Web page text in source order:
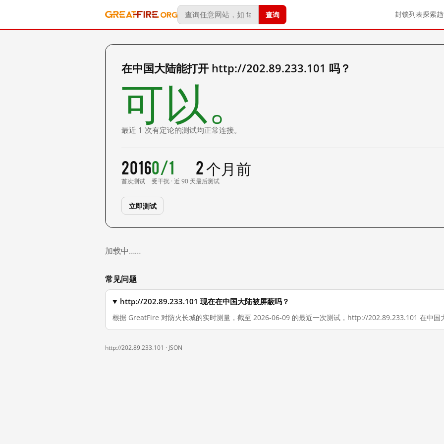
查询 封锁列表探索
在中国大陆能打开 http://202.89.233.101 吗？
可以。
最近 1 次有定论的测试均正常连接。
2016
首次测试
0/1
受干扰 · 近 90 天
2 个月前
最后测试
立即测试
加载中……
常见问题
http://202.89.233.101 现在在中国大陆被屏蔽吗？
根据 GreatFire 对防火长城的实时测量，截至 2026-06-09 的最近一次测试，http://202.89.233.101 在中国
http://202.89.233.101 · JSON